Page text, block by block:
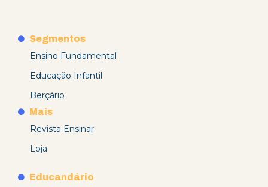
Segmentos
Ensino Fundamental
Educação Infantil
Berçário
Mais
Revista Ensinar
Loja
Educandário